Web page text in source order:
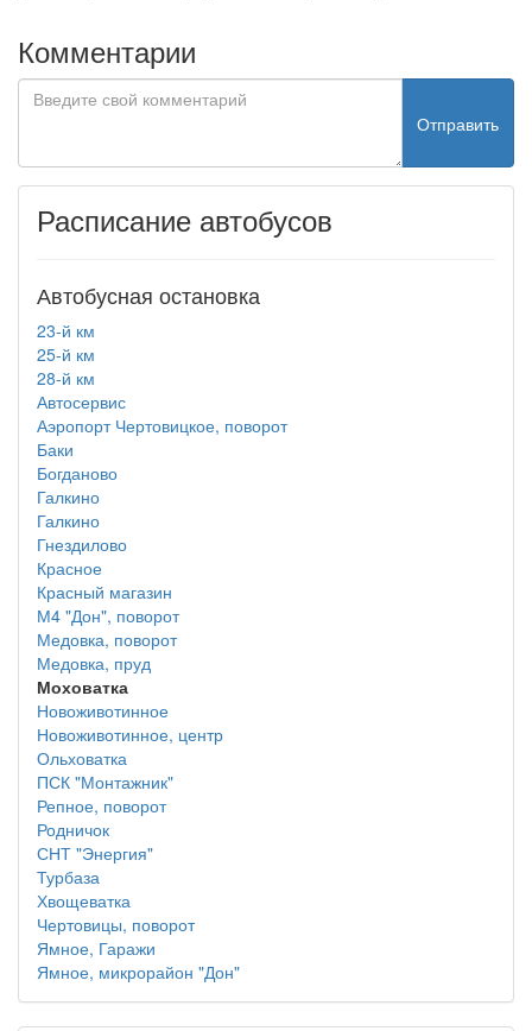
Комментарии
Отправить
Расписание автобусов
Автобусная остановка
23-й км
25-й км
28-й км
Автосервис
Аэропорт Чертовицкое, поворот
Баки
Богданово
Галкино
Галкино
Гнездилово
Красное
Красный магазин
М4 "Дон", поворот
Медовка, поворот
Медовка, пруд
Моховатка
Новоживотинное
Новоживотинное, центр
Ольховатка
ПСК "Монтажник"
Репное, поворот
Родничок
СНТ "Энергия"
Турбаза
Хвощеватка
Чертовицы, поворот
Ямное, Гаражи
Ямное, микрорайон "Дон"